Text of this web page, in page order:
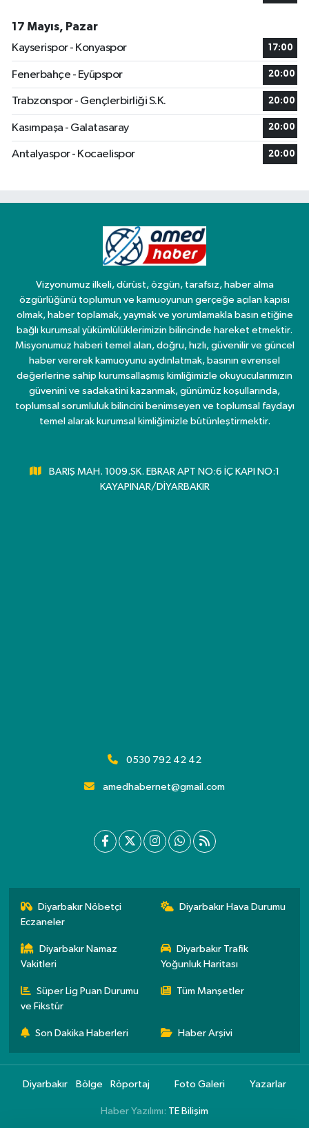
17 Mayıs, Pazar
Kayserispor - Konyaspor
17:00
Fenerbahçe - Eyüpspor 20:00
Trabzonspor - Gençlerbirliği S.K. 20:00
Kasımpaşa - Galatasaray 20:00
Antalyaspor - Kocaelispor 20:00
Vizyonumuz ilkeli, dürüst, özgün, tarafsız, haber alma
özgürlüğünü toplumun ve kamuoyunun gerçeğe açılan kapısı
olmak, haber toplamak, yaymak ve yorumlamakla basın etiğine
bağlı kurumsal yükümlülüklerimizin bilincinde hareket etmektir.
Misyonumuz haberi temel alan, doğru, hızlı, güvenilir ve güncel
haber vererek kamuoyunu aydınlatmak, basının evrensel
değerlerine sahip kurumsallaşmış kimliğimizle okuyucularımızın
güvenini ve sadakatini kazanmak, günümüz koşullarında,
toplumsal sorumluluk bilincini benimseyen ve toplumsal faydayı
temel alarak kurumsal kimliğimizle bütünleştirmektir.
BARIŞ MAH. 1009.SK. EBRAR APT NO:6 İÇ KAPI NO:1
KAYAPINAR/DİYARBAKIR
0530 792 42 42
amedhabernet@gmail.com
Diyarbakır Nöbetçi
Eczaneler
Diyarbakır Hava Durumu
Diyarbakır Namaz
Vakitleri
Diyarbakır Trafik
Yoğunluk Haritası
Süper Lig Puan Durumu
ve Fikstür
Tüm Manşetler
Son Dakika Haberleri Haber Arşivi
Diyarbakır Bölge Röportaj Foto Galeri Yazarlar
Haber Yazılımı: TE Bilişim